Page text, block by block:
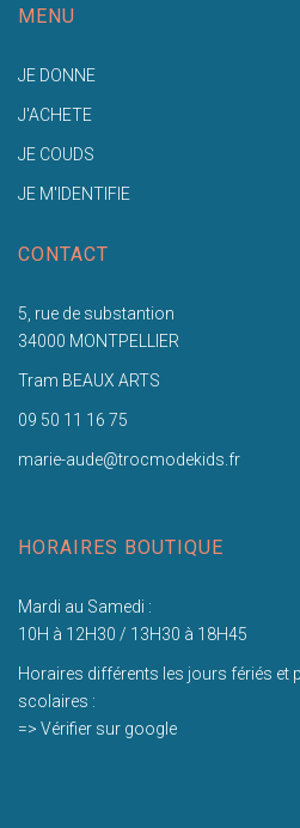
MENU
JE DONNE
J'ACHETE
JE COUDS
JE M'IDENTIFIE
CONTACT
5, rue de substantion
34000 MONTPELLIER
Tram BEAUX ARTS
09 50 11 16 75
marie-aude@trocmodekids.fr
HORAIRES BOUTIQUE
Mardi au Samedi :
10H à 12H30 / 13H30 à 18H45
Horaires différents les jours fériés et
scolaires :
=> Vérifier sur google